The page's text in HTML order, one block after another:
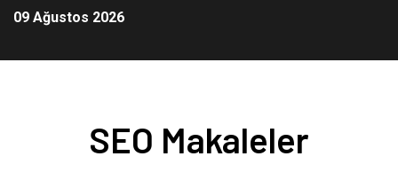
09 Ağustos 2026
SEO Makaleler